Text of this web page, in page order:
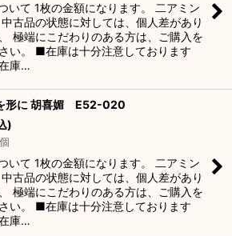
いて 1枚の金額になります。 二アミン
中古品の状態に対しては、個人差があり
極端にこだわりのある方は、ご購入を
い。 ■在庫は十分注意しております
庫…
を形に 胡喜媚 E52-020
)
いて 1枚の金額になります。 二アミン
中古品の状態に対しては、個人差があり
極端にこだわりのある方は、ご購入を
い。 ■在庫は十分注意しております
庫…